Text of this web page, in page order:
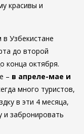
красивы и
Узбекистане
до второй
конца октября.
– в апреле-мае и
много туристов,
в эти 4 месяца,
и забронировать